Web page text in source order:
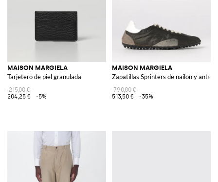
MAISON MARGIELA
Tarjetero de piel granulada
215,00 €
204,25 €
-5%
MAISON MARGIELA
Zapatillas Sprinters de nailon y ante
790,00 €
513,50 €
-35%